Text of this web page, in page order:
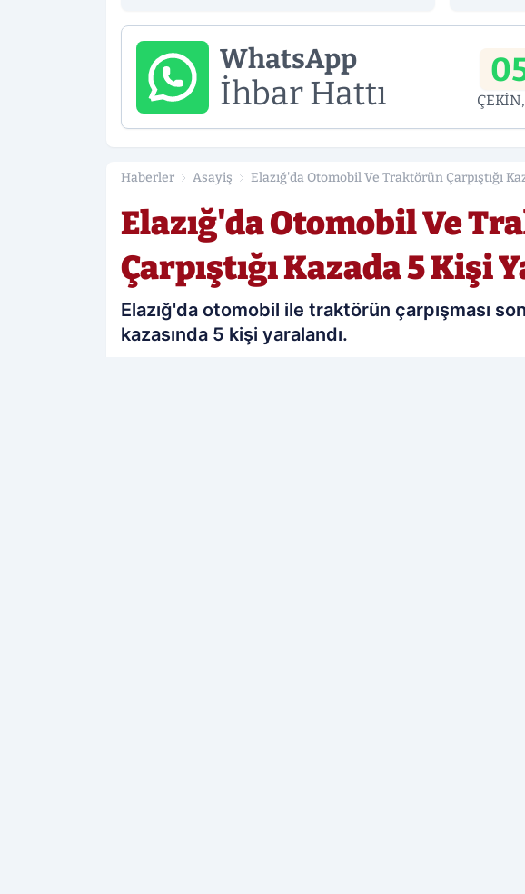
WhatsApp
İhbar Hattı
Haberler Asayiş Elazığ'da Otomobil Ve Traktörün Çarpıştığı
Elazığ'da Otomobil Ve
Çarpıştığı Kazada 5 Kişi
Elazığ'da otomobil ile traktörün çarpışması
kazasında 5 kişi yaralandı.